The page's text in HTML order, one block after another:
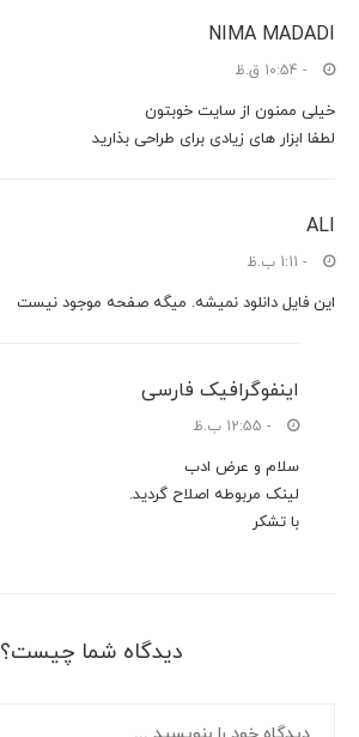
NIMA MADADI
- 10:54 ق.ظ
خیلی ممنون از سایت خوبتون
لطفا ابزار های زیادی برای طراحی بذارید
ALI
- 1:11 ب.ظ
این فایل دانلود نمیشه. میگه صفحه موجود نیست
اینفوگرافیک فارسی
- 12:55 ب.ظ
سلام و عرض ادب
لینک مربوطه اصلاح گردید.
با تشکر
دیدگاه شما چیست؟